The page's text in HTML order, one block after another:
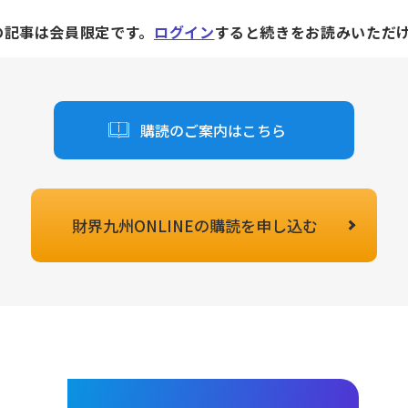
事は会員限定です。 ログインすると続きをお読みいただ
購読のご案内はこちら
財界九州ONLINEの購読を申し込む